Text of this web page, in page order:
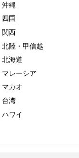
沖縄
四国
関西
北陸・甲信越
北海道
マレーシア
マカオ
台湾
ハワイ